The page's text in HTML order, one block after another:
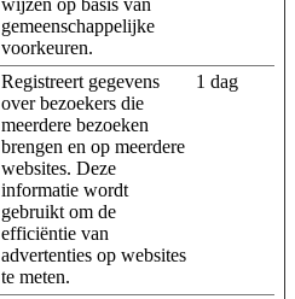
wijzen op basis van
gemeenschappelijke
voorkeuren.
Registreert gegevens
over bezoekers die
meerdere bezoeken
brengen en op meerdere
websites. Deze
informatie wordt
gebruikt om de
efficiëntie van
advertenties op websites
te meten.
1 dag